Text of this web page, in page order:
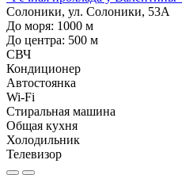
Солоники, ул. Солоники, 53А
До моря: 1000 м
До центра: 500 м
СВЧ
Кондиционер
Автостоянка
Wi-Fi
Стиральная машина
Общая кухня
Холодильник
Телевизор